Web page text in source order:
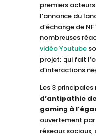
premiers
l’annonce du
d’échange de
nombreuses
vidéo Youtube
projet; qui fait
d’interactions
Les 3 principales
d’antipathie
gaming à
ouvertement
réseaux sociaux,